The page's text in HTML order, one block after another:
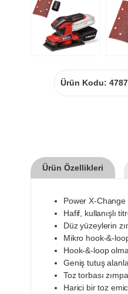
Ürün Kodu:
Ürün Özellikleri
Power X-
Hafif, kullanışlı
Düz yüzeylerin
Mikro hook-&-
Hook-&-loop
Geniş tutuş
Toz torbası
Harici bir toz